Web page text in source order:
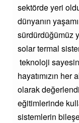
sektörde yeri
dünyanın
sürdürdüğümüz
solar termal
teknoloji
hayatımızın her
olarak
eğitimlerinde
sistemlerin